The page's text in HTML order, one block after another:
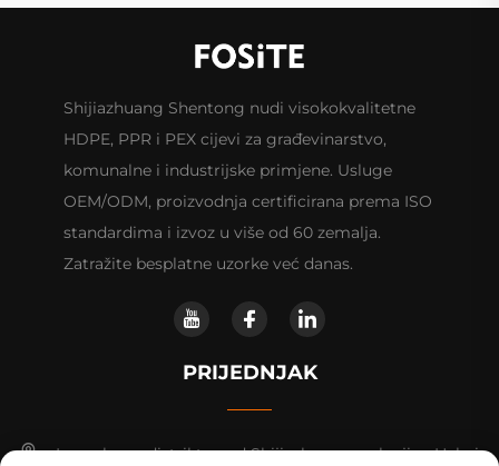
Shijiazhuang Shentong nudi visokokvalitetne
HDPE, PPR i PEX cijevi za građevinarstvo,
komunalne i industrijske primjene. Usluge
OEM/ODM, proizvodnja certificirana prema ISO
standardima i izvoz u više od 60 zemalja.
Zatražite besplatne uzorke već danas.
PRIJEDNJAK
Luancheng distrikt, grad Shijiazhuang, pokrajina Hebei.